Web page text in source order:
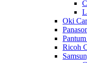
Oki
Ricoh